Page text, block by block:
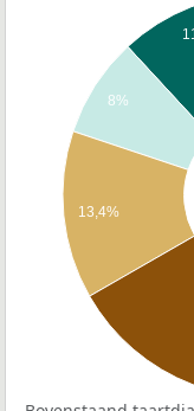
8%
13,4%